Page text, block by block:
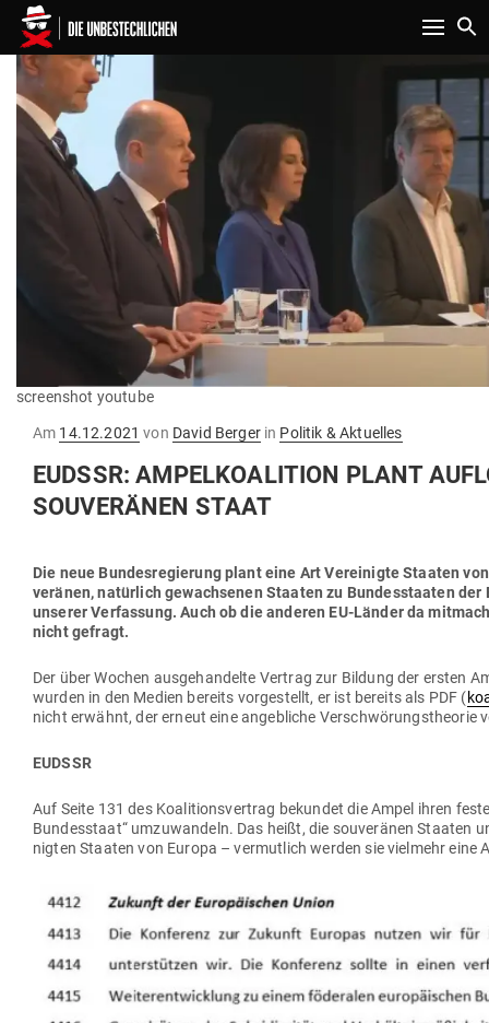
Toggle
screenshot youtube
Am Gepostet
14.12.2021 von David Bergerin Politik & Aktuelles
EUDSSR: AMPEL­KO­ALITION PLANT
SOU­VE­RÄNEN STAAT
Die neue Bun­des­re­gierung plant eine Art Ver­ei­nigte Staaten
ve­ränen, natürlich gewach­senen Staaten zu Bun­des­staaten
unserer Ver­fassung. Auch ob die anderen EU-Länder da
nicht gefragt.
Der über Wochen aus­ge­han­delte Vertrag zur Bildung der ersten
wurden in den Medien bereits vor­ge­stellt, er ist bereits als PDF (
nicht erwähnt, der erneut eine angeb­liche Ver­schwö­rungs­theorie
EUDSSR
Auf Seite 131 des Koali­ti­ons­vertrag bekundet dieAmpel ihren
Bun­des­staat“ umzu­wandeln. Das heißt, die sou­ve­ränen Staaten
nigten Staaten von Europa – ver­mutlich werden sie vielmehr eine